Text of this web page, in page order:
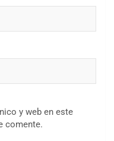
y web en este
comente.